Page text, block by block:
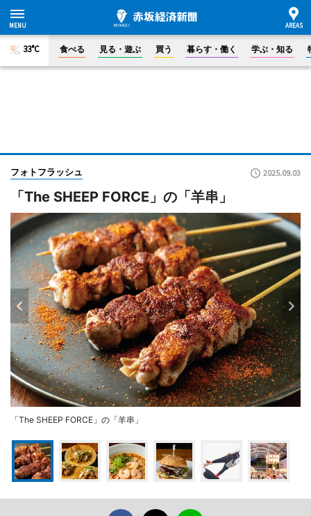
33°C 食べる 見る・遊ぶ 買う 暮らす・働く 学ぶ・知る
フォトフラッシュ 2025.09.03
「The SHEEP FORCE」の「羊串」
「The SHEEP FORCE」の「羊串」